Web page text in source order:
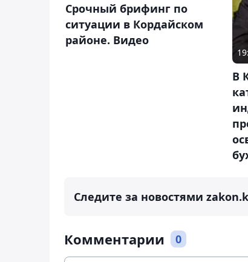
Срочный брифинг по
ситуации в Кордайском
районе. Видео
В
Следите за новостями
Комментарии 0